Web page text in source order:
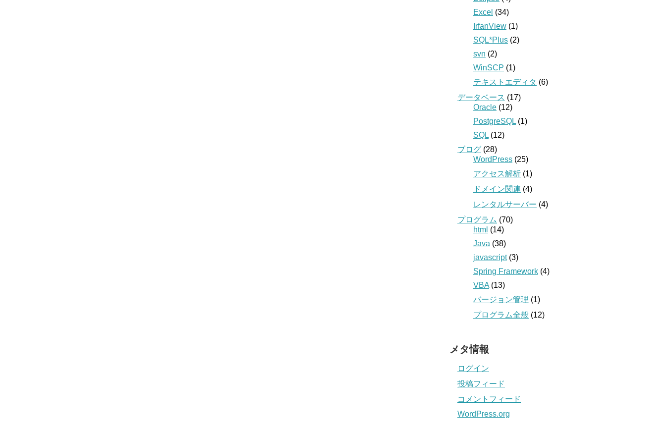
Excel (34)
IrfanView (1)
SQL*Plus (2)
svn (2)
WinSCP (1)
テキストエディタ (6)
データベース (17)
Oracle (12)
PostgreSQL (1)
SQL (12)
ブログ (28)
WordPress (25)
アクセス解析 (1)
ドメイン関連 (4)
レンタルサーバー (4)
プログラム (70)
html (14)
Java (38)
javascript(3)
Spring Framework (4)
VBA (13)
バージョン管理 (1)
プログラム全般 (12)
メタ情報
ログイン
投稿フィード
コメントフィード
WordPress.org